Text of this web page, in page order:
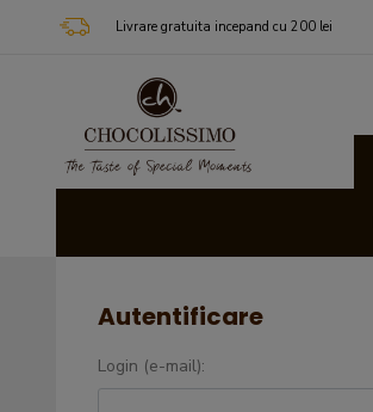
Livrare gratuita incepand cu 200 lei
Autentificare
Login (e-mail):